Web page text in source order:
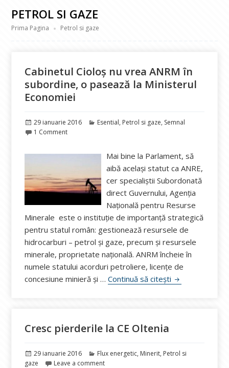
PETROL SI GAZE
Prima Pagina Petrol si gaze
Cabinetul Cioloș nu vrea ANRM în
subordine, o pasează la Ministerul
Economiei
Publicat
pe
29 ianuarie 2016 Categorii
Esential, Petrol si gaze, Semnal
1 Comment
Mai bine la Parlament, să
aibă același statut ca ANRE,
cer specialiștii Subordonată
direct Guvernului, Agenția
Națională pentru Resurse
Minerale este o instituție de importanță strategică
pentru statul român: gestionează resursele de
hidrocarburi – petrol și gaze, precum și resursele
minerale, proprietate națională. ANRM încheie în
numele statului acorduri petroliere, licențe de
concesiune minieră și …Continuă să citești Cabinetul
Cresc pierderile la CE Oltenia
Publicat
pe
29 ianuarie 2016 Categorii
Flux energetic, Minerit, Petrol si
gaze
Leave a comment